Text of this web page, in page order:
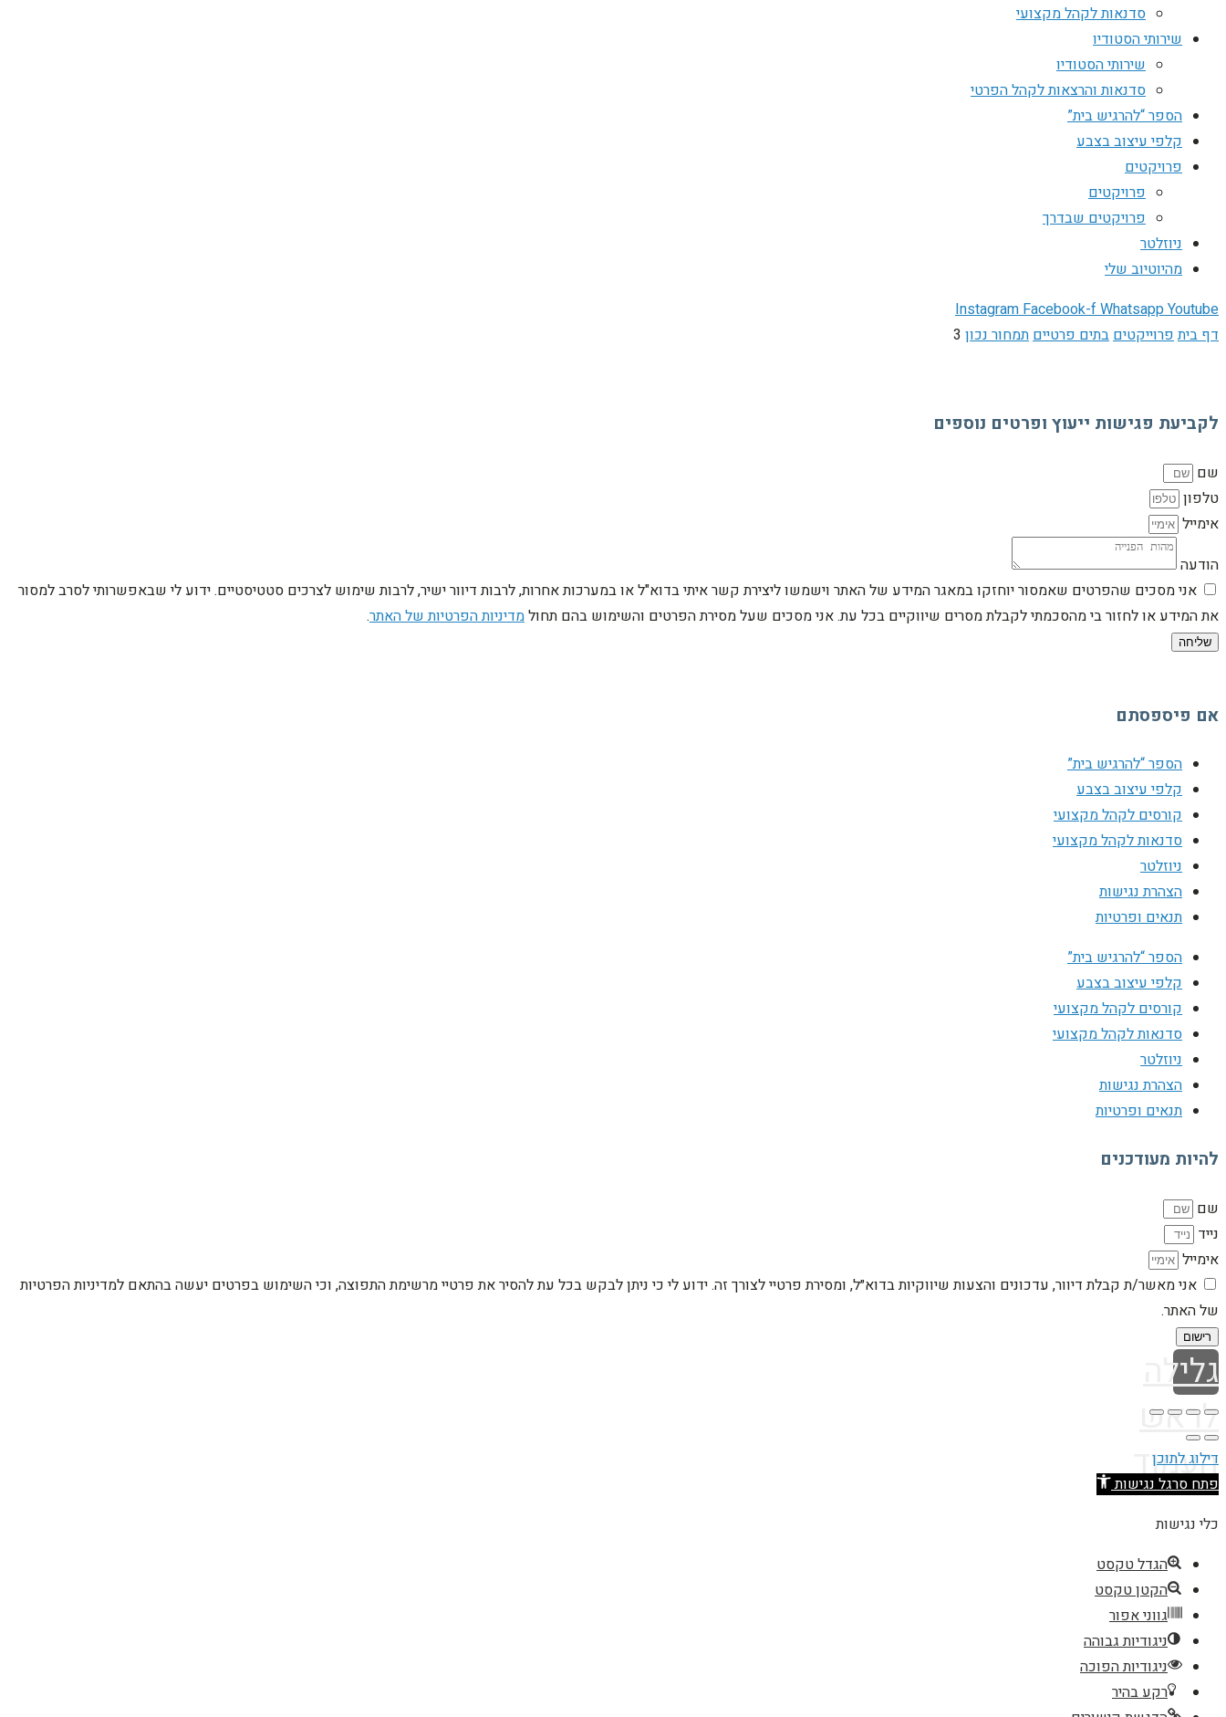
סדנאות לקהל מקצועי
שירותי הסטודיו
שירותי הסטודיו
סדנאות והרצאות לקהל הפרטי
הספר “להרגיש בית”
קלפי עיצוב בצבע
פרויקטים
פרויקטים
פרויקטים שבדרך
ניוזלטר
מהיוטיוב שלי
InstagramFacebook-fWhatsappYoutube
דף ביתפרוייקטיםבתים פרטייםתמחור נכון 3
לקביעת פגישות ייעוץ ופרטים נוספים
שם
טלפון
אימייל
הודעה
אני מסכים שהפרטים שאמסור יוחזקו במאגר המידע של האתר וישמשו ליצירת קשר איתי בדוא"ל או במערכות אחרות, לרבות דיוור ישיר, לרבות שימוש לצרכים סטטיסטיים. ידוע לי שבאפשרותי לסרב למסור
את המידע או לחזור בי מהסכמתי לקבלת מסרים שיווקיים בכל עת. אני מסכים שעל מסירת הפרטים והשימוש בהם תחולמדיניות הפרטיות של האתר.
שליחה
אם פיספסתם
הספר “להרגיש בית”
קלפי עיצוב בצבע
קורסים לקהל מקצועי
סדנאות לקהל מקצועי
ניוזלטר
הצהרת נגישות
תנאים ופרטיות
הספר “להרגיש בית”
קלפי עיצוב בצבע
קורסים לקהל מקצועי
סדנאות לקהל מקצועי
ניוזלטר
הצהרת נגישות
תנאים ופרטיות
להיות מעודכנים
שם
נייד
אימייל
אני מאשר/ת קבלת דיוור, עדכונים והצעות שיווקיות בדוא״ל, ומסירת פרטיי לצורך זה. ידוע לי כי ניתן לבקש בכל עת להסיר את פרטיי מרשימת התפוצה, וכי השימוש בפרטים יעשה בהתאם למדיניות הפרטיות
של האתר.
רישום
גלילה
לראש
העמוד
דילוג לתוכן
פתח סרגל נגישות
כלי נגישות
הגדל טקסט
הקטן טקסט
גווני אפור
ניגודיות גבוהה
ניגודיות הפוכה
רקע בהיר